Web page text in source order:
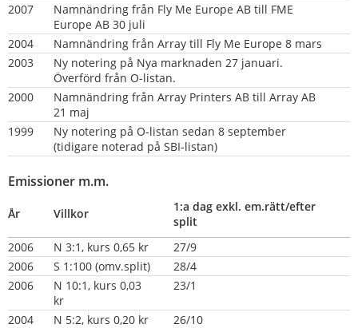
2007
Namnändring från Fly Me Europe AB till FME
Europe AB 30 juli
2004
Namnändring från Array till Fly Me Europe 8 mars
2003
Ny notering på Nya marknaden 27 januari.
Överförd från O-listan.
2000
Namnändring från Array Printers AB till Array AB
21 maj
1999
Ny notering på O-listan sedan 8 september
(tidigare noterad på SBI-listan)
Emissioner m.m.
År Villkor
1:a dag exkl. em.rätt/efter
split
2006
N 3:1, kurs 0,65 kr
27/9
2006
S 1:100 (omv.split)
28/4
2006
N 10:1, kurs 0,03
kr
23/1
2004 N 5:2, kurs 0,20 kr
26/10